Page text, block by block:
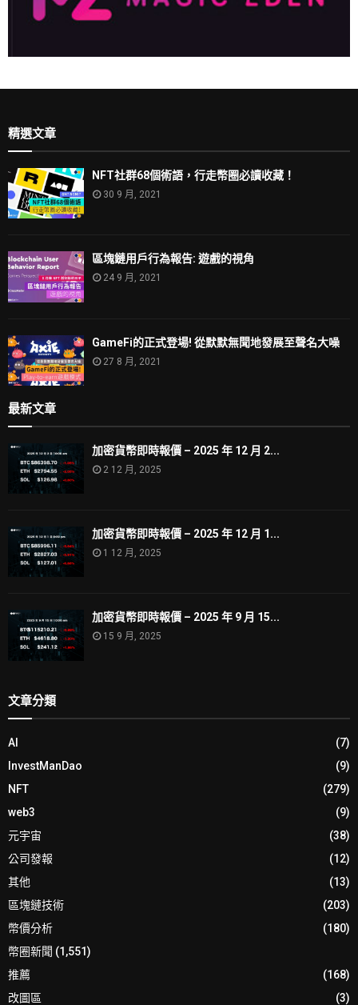
精選文章
NFT社群68個術語，行走幣圈必讀收藏！
30 9 月, 2021
區塊鏈用戶行為報告: 遊戲的視角
24 9 月, 2021
GameFi的正式登場! 從默默無聞地發展至聲名大噪
27 8 月, 2021
最新文章
加密貨幣即時報價 – 2025 年 12 月 2...
2 12 月, 2025
加密貨幣即時報價 – 2025 年 12 月 1...
1 12 月, 2025
加密貨幣即時報價 – 2025 年 9 月 15...
15 9 月, 2025
文章分類
AI
(7)
InvestManDao
(9)
NFT
(279)
web3
(9)
元宇宙
(38)
公司發報
(12)
其他
(13)
區塊鏈技術
(203)
幣價分析
(180)
幣圈新聞 (1,551)
推薦
(168)
改圖區
(3)